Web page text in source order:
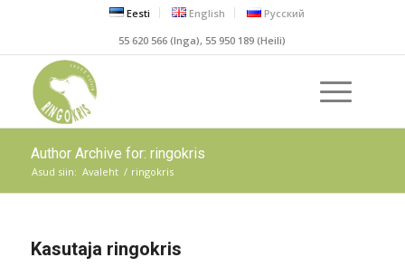
Eesti English
Русский
55 620 566 (Inga), 55 950 189 (Heili)
Author Archive for: ringokris
Asud siin: Avaleht / ringokris
Kasutaja ringokris